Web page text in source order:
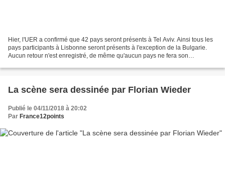
Hier, l'UER a confirmé que 42 pays seront présents à Tel Aviv. Ainsi tous les
pays participants à Lisbonne seront présents à l'exception de la Bulgarie.
Aucun retour n'est enregistré, de même qu'aucun pays ne fera son
La scène sera dessinée par Florian Wieder
Publié le 04/11/2018 à 20:02
Par France12points